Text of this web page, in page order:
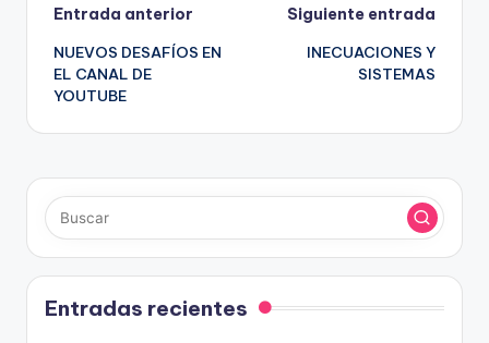
Navegación
de
entradas
Entrada anterior
NUEVOS DESAFÍOS EN
EL CANAL DE
YOUTUBE
Siguiente entrada
INECUACIONES Y
SISTEMAS
Entradas recientes